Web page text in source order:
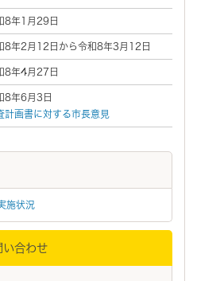
8年1月29日
8年2月12日から令和8年3月12日
8年4月27日
8年6月3日
計画書に対する市長意見
施状況
い合わせ